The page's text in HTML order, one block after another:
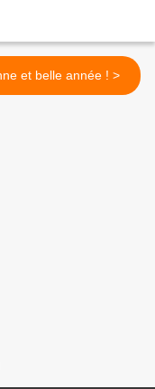
Bonne et belle année ! >